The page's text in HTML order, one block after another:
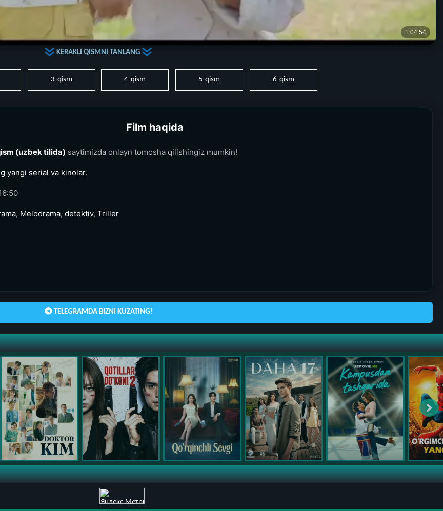
KERAKLI QISMNI TANLANG
3-qism 4-qism 5-qism 6-qism
Film haqida
(uzbek tilida) saytimizda onlayn tomosha qilishingiz mumkin!
yangi serial va kinolar.
, Melodrama, detektiv, Triller
TELEGRAMDA BIZNI KUZATING!